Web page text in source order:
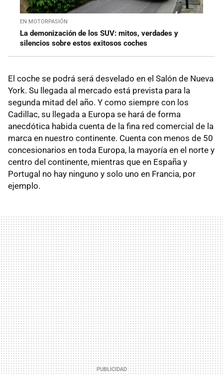
EN MOTORPASIÓN
La demonización de los SUV: mitos, verdades y
silencios sobre estos exitosos coches
El coche se podrá será desvelado en el Salón de Nueva
York. Su llegada al mercado está prevista para la
segunda mitad del año. Y como siempre con los
Cadillac, su llegada a Europa se hará de forma
anecdótica habida cuenta de la fina red comercial de la
marca en nuestro continente. Cuenta con menos de 50
concesionarios en toda Europa, la mayoría en el norte y
centro del continente, mientras que en España y
Portugal no hay ninguno y solo uno en Francia, por
ejemplo.